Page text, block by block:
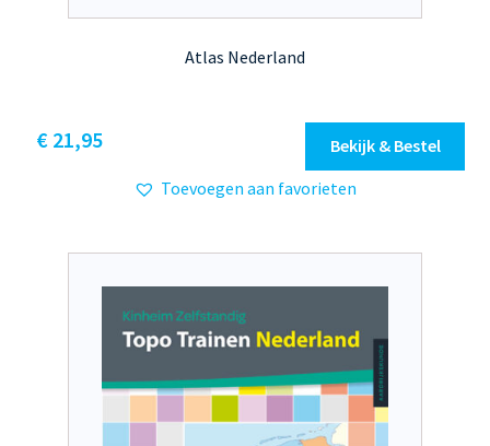
Atlas Nederland
€21,95
Bekijk & Bestel
Toevoegen aan favorieten